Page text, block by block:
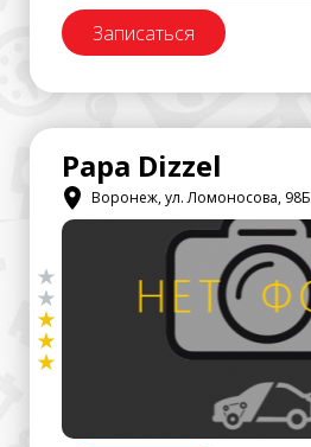
Записаться
Papa Dizzel
Воронеж, ул. Ломоносова, 98Б